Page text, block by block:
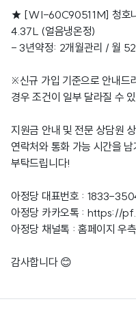
★ [WI-60C90511M] 청호나
4.37L (얼음냉온정)
- 3년약정: 2개월관리 / 월
※신규 가입 기준으로 안내드
경우 조건이 일부 달라질 수
지원금 안내 및 전문 상담원
연락처와 통화 가능 시간을
부탁드립니다!
아정당 대표번호 : 1833-
아정당 카카오톡 : https://
아정당 채널톡 : 홈페이지 우
감사합니다 😊